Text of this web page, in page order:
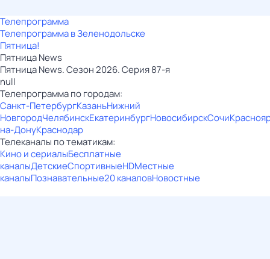
Телепрограмма
Телепрограмма в Зеленодольске
Пятница!
Пятница News
Пятница News. Сезон 2026. Серия 87-я
null
Телепрограмма по городам:
Санкт-ПетербургКазаньНижний
НовгородЧелябинскЕкатеринбургНовосибирскСочи
на-ДонуКраснодар
Телеканалы по тематикам:
Кино и сериалыБесплатные
каналыДетскиеСпортивныеHDМестные
каналыПознавательные20 каналовНовостные